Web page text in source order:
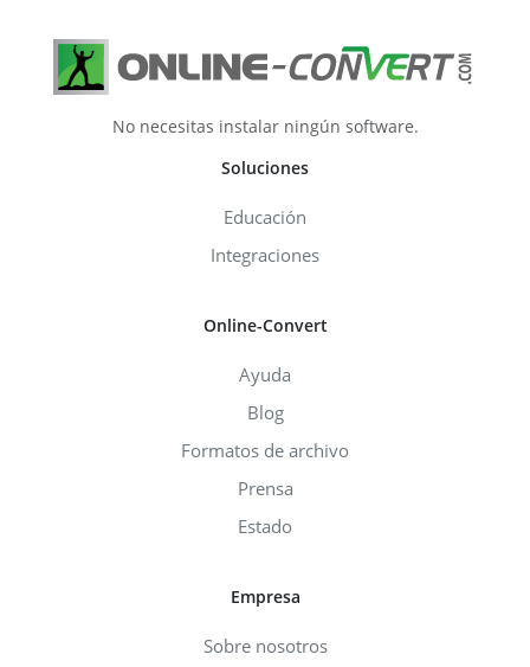
No necesitas instalar ningún software.
Soluciones
Educación
Integraciones
Online-Convert
Ayuda
Blog
Formatos de archivo
Prensa
Estado
Empresa
Sobre nosotros